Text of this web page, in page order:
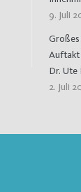
9. Juli
Auftakt
Dr. Ute
2. Juli